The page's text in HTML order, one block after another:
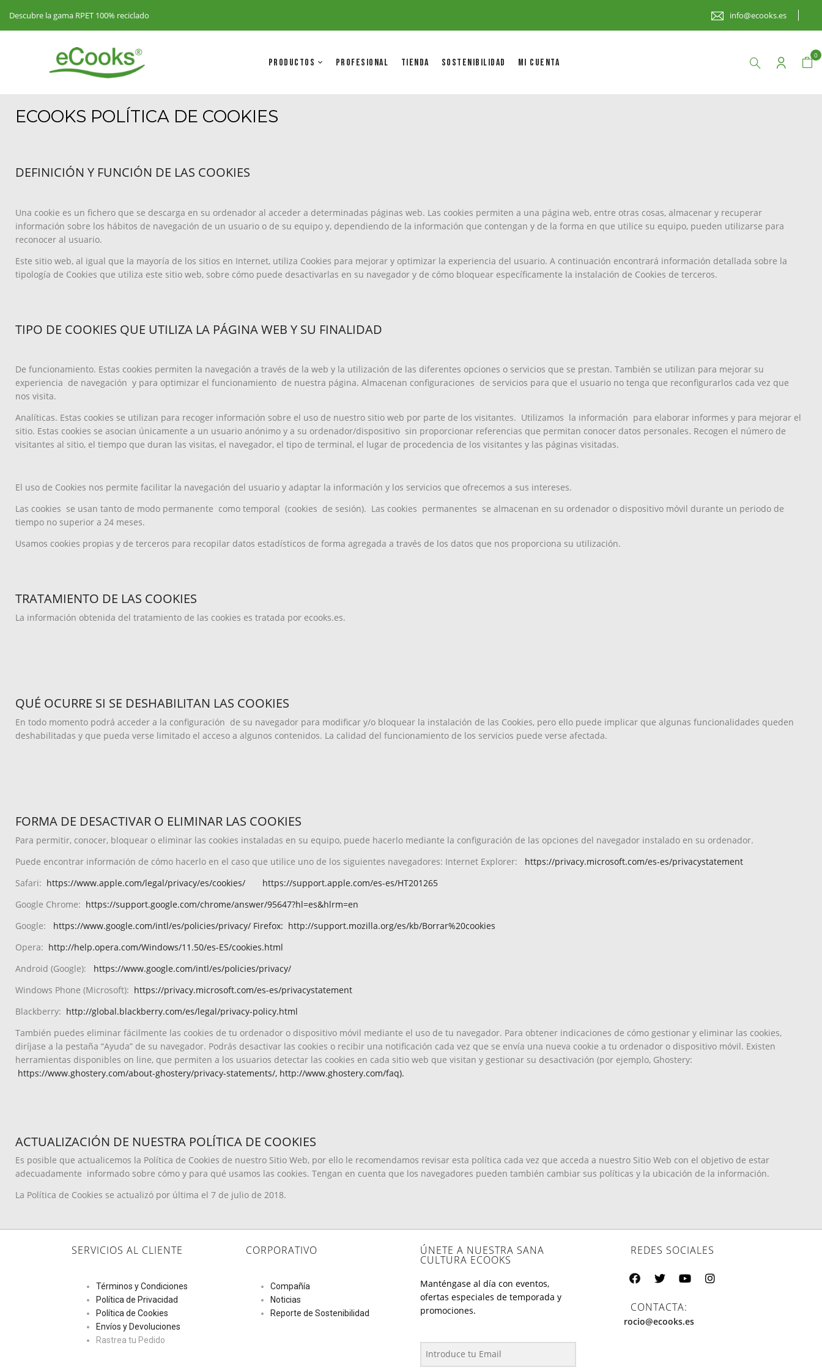
Descubre la gama RPET 100% reciclado info@ecooks.es
PRODUCTOS PROFESIONAL TIENDA SOSTENIBILIDAD MI CUENTA
0
ECOOKS POLÍTICA DE COOKIES
DEFINICIÓN Y FUNCIÓN DE LAS COOKIES
Una cookie es un fichero que se descarga en su ordenador al acceder a determinadas páginas web. Las cookies permiten a una página web, entre otras cosas, almacenar y recuperar
información sobre los hábitos de navegación de un usuario o de su equipo y, dependiendo de la información que contengan y de la forma en que utilice su equipo, pueden utilizarse para
reconocer al usuario.
Este sitio web, al igual que la mayoría de los sitios en Internet, utiliza Cookies para mejorar y optimizar la experiencia del usuario. A continuación encontrará información detallada sobre la
tipología de Cookies que utiliza este sitio web, sobre cómo puede desactivarlas en su navegador y de cómo bloquear específicamente la instalación de Cookies de terceros.
TIPO DE COOKIES QUE UTILIZA LA PÁGINA WEB Y SU FINALIDAD
De funcionamiento. Estas cookies permiten la navegación a través de la web y la utilización de las diferentes opciones o servicios que se prestan. También se utilizan para mejorar su
experiencia de navegación y para optimizar el funcionamiento de nuestra página. Almacenan configuraciones de servicios para que el usuario no tenga que reconfigurarlos cada vez que
nos visita.
Analíticas. Estas cookies se utilizan para recoger información sobre el uso de nuestro sitio web por parte de los visitantes. Utilizamos la información para elaborar informes y para mejorar el
sitio. Estas cookies se asocian únicamente a un usuario anónimo y a su ordenador/dispositivo sin proporcionar referencias que permitan conocer datos personales. Recogen el número de
visitantes al sitio, el tiempo que duran las visitas, el navegador, el tipo de terminal, el lugar de procedencia de los visitantes y las páginas visitadas.
El uso de Cookies nos permite facilitar la navegación del usuario y adaptar la información y los servicios que ofrecemos a sus intereses.
Las cookies se usan tanto de modo permanente como temporal (cookies de sesión). Las cookies permanentes se almacenan en su ordenador o dispositivo móvil durante un periodo de
tiempo no superior a 24 meses.
Usamos cookies propias y de terceros para recopilar datos estadísticos de forma agregada a través de los datos que nos proporciona su utilización.
TRATAMIENTO DE LAS COOKIES
La información obtenida del tratamiento de las cookies es tratada por ecooks.es.
QUÉ OCURRE SI SE DESHABILITAN LAS COOKIES
En todo momento podrá acceder a la configuración de su navegador para modificar y/o bloquear la instalación de las Cookies, pero ello puede implicar que algunas funcionalidades queden
deshabilitadas y que pueda verse limitado el acceso a algunos contenidos. La calidad del funcionamiento de los servicios puede verse afectada.
FORMA DE DESACTIVAR O ELIMINAR LAS COOKIES
Para permitir, conocer, bloquear o eliminar las cookies instaladas en su equipo, puede hacerlo mediante la configuración de las opciones del navegador instalado en su ordenador.
Puede encontrar información de cómo hacerlo en el caso que utilice uno de los siguientes navegadores: Internet Explorer: https://privacy.microsoft.com/es-es/privacystatement
Safari: https://www.apple.com/legal/privacy/es/cookies/ https://support.apple.com/es-es/HT201265
Google Chrome: https://support.google.com/chrome/answer/95647?hl=es&hlrm=en
Google: https://www.google.com/intl/es/policies/privacy/ Firefox: http://support.mozilla.org/es/kb/Borrar%20cookies
Opera: http://help.opera.com/Windows/11.50/es-ES/cookies.html
Android (Google): https://www.google.com/intl/es/policies/privacy/
Windows Phone (Microsoft): https://privacy.microsoft.com/es-es/privacystatement
Blackberry: http://global.blackberry.com/es/legal/privacy-policy.html
También puedes eliminar fácilmente las cookies de tu ordenador o dispositivo móvil mediante el uso de tu navegador. Para obtener indicaciones de cómo gestionar y eliminar las cookies,
diríjase a la pestaña “Ayuda” de su navegador. Podrás desactivar las cookies o recibir una notificación cada vez que se envía una nueva cookie a tu ordenador o dispositivo móvil. Existen
herramientas disponibles on line, que permiten a los usuarios detectar las cookies en cada sitio web que visitan y gestionar su desactivación (por ejemplo, Ghostery:
https://www.ghostery.com/about-ghostery/privacy-statements/, http://www.ghostery.com/faq).
ACTUALIZACIÓN DE NUESTRA POLÍTICA DE COOKIES
Es posible que actualicemos la Política de Cookies de nuestro Sitio Web, por ello le recomendamos revisar esta política cada vez que acceda a nuestro Sitio Web con el objetivo de estar
adecuadamente informado sobre cómo y para qué usamos las cookies. Tengan en cuenta que los navegadores pueden también cambiar sus políticas y la ubicación de la información.
La Política de Cookies se actualizó por última el 7 de julio de 2018.
SERVICIOS AL CLIENTE
Términos y Condiciones
Política de Privacidad
Política de Cookies
Envíos y Devoluciones
Rastrea tu Pedido
CORPORATIVO
Compañía
Noticias
Reporte de Sostenibilidad
ÚNETE A NUESTRA SANA
CULTURA ECOOKS
Manténgase al día con eventos,
ofertas especiales de temporada y
promociones.
REDES SOCIALES
CONTACTA:
rocio@ecooks.es